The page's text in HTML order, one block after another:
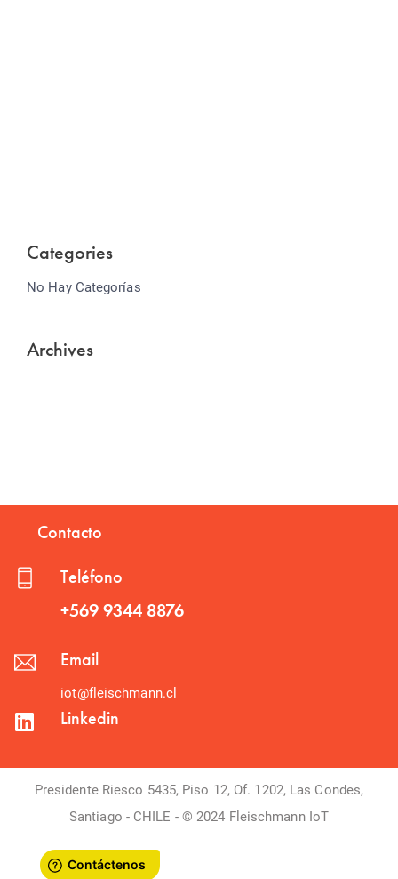
Categories
No Hay Categorías
Archives
Contacto
Teléfono
+569 9344 8876
Email
iot@fleischmann.cl
Linkedin
Presidente Riesco 5435, Piso 12, Of. 1202, Las Condes,
Santiago - CHILE - © 2024 Fleischmann IoT